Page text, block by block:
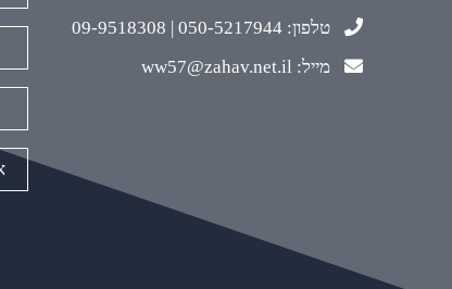
טלפון: 050-5217944 | 09-9518308
מייל: ww57@zahav.net.il